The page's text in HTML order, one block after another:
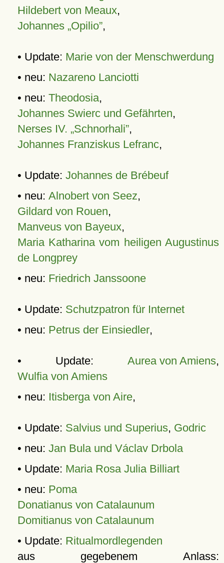
Hildebert von Meaux,
Johannes „Opilio”,
• Update: Marie von der Menschwerdung
• neu: Nazareno Lanciotti
• neu: Theodosia,
Johannes Swierc und Gefährten,
Nerses IV. „Schnorhali”,
Johannes Franziskus Lefranc,
• Update: Johannes de Brébeuf
• neu: Alnobert von Seez,
Gildard von Rouen,
Manveus von Bayeux,
Maria Katharina vom heiligen Augustinus
de Longprey
• neu: Friedrich Janssoone
• Update: Schutzpatron für Internet
• neu: Petrus der Einsiedler,
• Update: Aurea von Amiens,
Wulfia von Amiens
• neu: Itisberga von Aire,
• Update: Salvius und Superius, Godric
• neu: Jan Bula und Václav Drbola
• Update: Maria Rosa Julia Billiart
• neu: Poma
Donatianus von Catalaunum
Domitianus von Catalaunum
• Update: Ritualmordlegenden
aus gegebenem Anlass: